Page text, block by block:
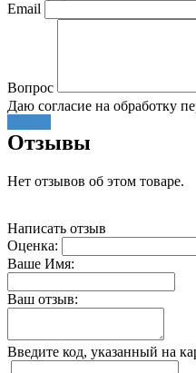
Email
Вопрос
Даю согласие на обработку
Отзывы
Нет отзывов об этом товаре.
Написать отзыв
Оценка:
Ваше Имя:
Ваш отзыв:
Введите код, указанный на